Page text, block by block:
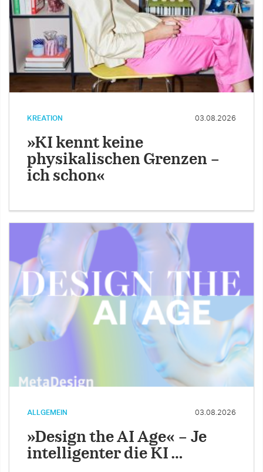
KREATION 03.08.2026
»KI kennt keine
physikalischen Grenzen –
ich schon«
ALLGEMEIN 03.08.2026
»Design the AI Age« – Je
intelligenter die KI …